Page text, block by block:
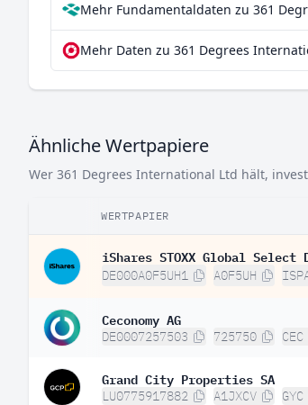
Mehr Fundamentaldaten zu 361
Mehr Daten zu 361 Degrees
Ähnliche Wertpapiere
Wer 361 Degrees International Ltd hält,
WERTPAPIER
iShares STOXX Global Select
DE000A0F5UH1 A0F5UH
Ceconomy AG
DE0007257503 725750 CEC
Grand City Properties SA
LU0775917882 A1JXCV GYC